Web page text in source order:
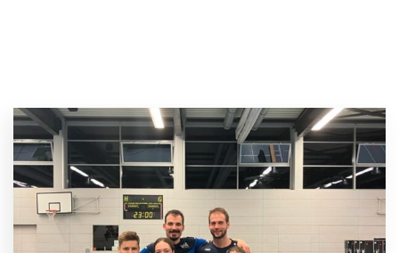
News
Mitglied werden!
Platzbuchung